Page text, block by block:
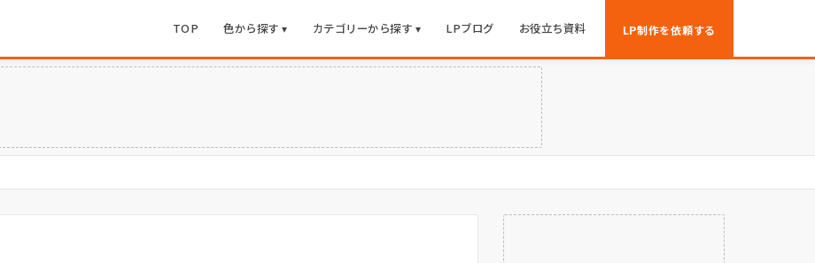
TOP 色から探す ▾ カテゴリーから探す ▾ LPブログ お役立ち資料 LP制作を依頼する